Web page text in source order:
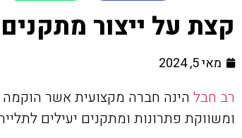
קצת על ייצור
מאי 5, 2024
רב חבל
ומשווקת פתרונות ומתקנים יעילים